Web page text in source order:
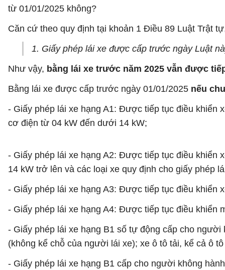
từ 01/01/2025 không?
Căn cứ theo quy định tại khoản 1 Điều 89 Luật Trật
1. Giấy phép lái xe được cấp trước ngày Luật
Như vậy, bằng lái xe trước năm 2025 vẫn được
Bằng lái xe được cấp trước ngày 01/01/2025 nếu
- Giấy phép lái xe hạng A1: Được tiếp tục điều khiển
cơ điện từ 04 kW đến dưới 14 kW;
- Giấy phép lái xe hạng A2: Được tiếp tục điều khiển
14 kW trở lên và các loại xe quy định cho giấy phép
- Giấy phép lái xe hạng A3: Được tiếp tục điều khiển
- Giấy phép lái xe hạng A4: Được tiếp tục điều khiển
- Giấy phép lái xe hạng B1 số tự động cấp cho
(không kể chỗ của người lái xe); xe ô tô tải, kể cả ô
- Giấy phép lái xe hạng B1 cấp cho người không